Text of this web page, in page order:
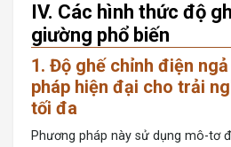
IV. Các hình thức độ
giường phổ biến
1. Độ ghế chỉnh điện
pháp hiện đại cho trải
tối đa
Phương pháp này sử dụng mô-tơ